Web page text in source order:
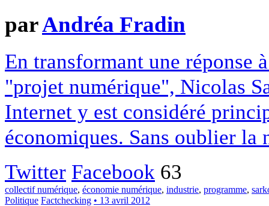
parAndréa Fradin
En transformant une réponse
"projet numérique", Nicolas
Internet y est considéré
économiques. Sans oublier la
Twitter Facebook 63
collectif numérique, économie numérique, industrie, programme,
Politique Factchecking • 13 avril 2012